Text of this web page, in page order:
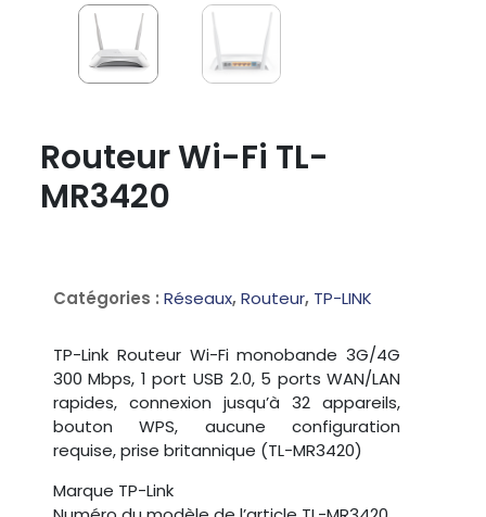
Routeur Wi-Fi TL-
MR3420
Catégories : Réseaux, Routeur, TP-LINK
TP-Link Routeur Wi-Fi monobande 3G/4G
300 Mbps, 1 port USB 2.0, 5 ports WAN/LAN
rapides, connexion jusqu’à 32 appareils,
bouton WPS, aucune configuration
requise, prise britannique (TL-MR3420)
Marque ‎TP-Link